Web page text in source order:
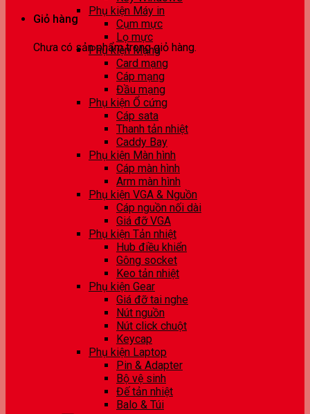
Giỏ hàng
Chưa có sản phẩm trong giỏ hàng.
Phụ kiện Máy in
Cụm mực
Lọ mực
Phụ kiện Mạng
Card mạng
Cáp mạng
Đầu mạng
Phụ kiện Ổ cứng
Cáp sata
Thanh tản nhiệt
Caddy Bay
Phụ kiện Màn hình
Cáp màn hình
Arm màn hình
Phụ kiện VGA & Nguồn
Cáp nguồn nối dài
Giá đỡ VGA
Phụ kiện Tản nhiệt
Hub điều khiển
Gông socket
Keo tản nhiệt
Phụ kiện Gear
Giá đỡ tai nghe
Nút nguồn
Nút click chuột
Keycap
Phụ kiện Laptop
Pin & Adapter
Bộ vệ sinh
Đế tản nhiệt
Balo & Túi